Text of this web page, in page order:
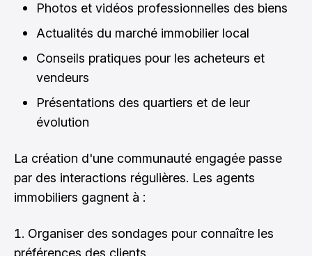
Photos et vidéos professionnelles des biens
Actualités du marché immobilier local
Conseils pratiques pour les acheteurs et
vendeurs
Présentations des quartiers et de leur
évolution
La création d'une communauté engagée passe
par des interactions régulières. Les agents
immobiliers gagnent à :
Organiser des sondages pour connaître les
préférences des clients